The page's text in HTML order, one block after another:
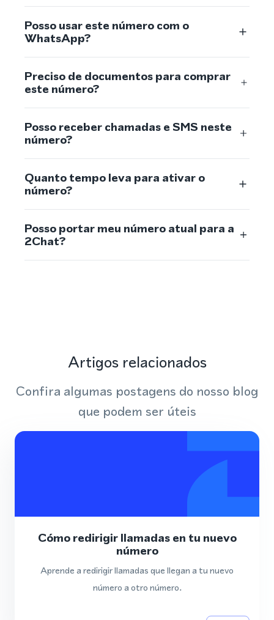
Posso usar este número com o
WhatsApp?
Preciso de documentos para comprar
este número?
Posso receber chamadas e SMS neste
número?
Quanto tempo leva para ativar o
número?
Posso portar meu número atual para a
2Chat?
Artigos relacionados
Confira algumas postagens do nosso blog
que podem ser úteis
Cómo redirigir llamadas en tu nuevo
número
Aprende a redirigir llamadas que llegan a tu nuevo
número a otro número.